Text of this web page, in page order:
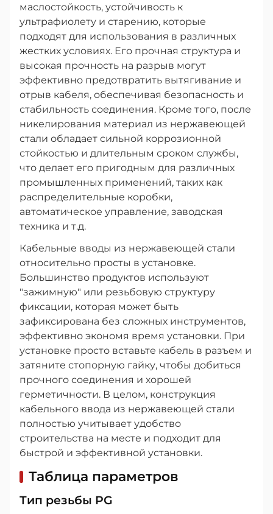
маслостойкость, устойчивость к
ультрафиолету и старению, которые
подходят для использования в различных
жестких условиях. Его прочная структура и
высокая прочность на разрыв могут
эффективно предотвратить вытягивание и
отрыв кабеля, обеспечивая безопасность и
стабильность соединения. Кроме того, после
никелирования материал из нержавеющей
стали обладает сильной коррозионной
стойкостью и длительным сроком службы,
что делает его пригодным для различных
промышленных применений, таких как
распределительные коробки,
автоматическое управление, заводская
техника и т.д.
Кабельные вводы из нержавеющей стали
относительно просты в установке.
Большинство продуктов используют
"зажимную" или резьбовую структуру
фиксации, которая может быть
зафиксирована без сложных инструментов,
эффективно экономя время установки. При
установке просто вставьте кабель в разъем и
затяните стопорную гайку, чтобы добиться
прочного соединения и хорошей
герметичности. В целом, конструкция
кабельного ввода из нержавеющей стали
полностью учитывает удобство
строительства на месте и подходит для
быстрой и эффективной установки.
Таблица параметров
Тип резьбы PG